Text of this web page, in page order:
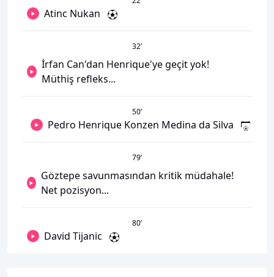
Atinc Nukan
32’
İrfan Can'dan Henrique'ye geçit yok!
Müthiş refleks...
50’
Pedro Henrique Konzen Medina da Silva
79’
Göztepe savunmasından kritik müdahale!
Net pozisyon...
80’
David Tijanic